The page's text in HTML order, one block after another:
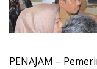
PENAJAM –